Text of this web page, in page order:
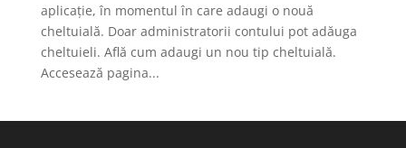
aplicație, în momentul în care adaugi o nouă
cheltuială. Doar administratorii contului pot adăuga
cheltuieli. Află cum adaugi un nou tip cheltuială.
Accesează pagina...